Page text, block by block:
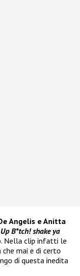
Angelis e Anitta
B*tch! shake ya
Nella clip infatti le
mai e di certo
di questa inedita